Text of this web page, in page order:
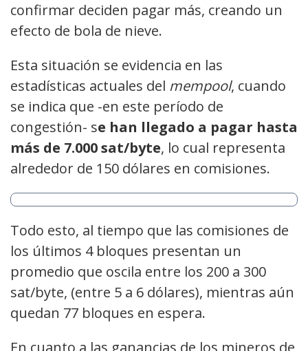
confirmar deciden pagar más, creando un
efecto de bola de nieve.
Esta situación se evidencia en las
estadísticas actuales del mempool, cuando
se indica que -en este período de
congestión- se han llegado a pagar hasta
más de 7.000 sat/byte, lo cual representa
alrededor de 150 dólares en comisiones.
Todo esto, al tiempo que las comisiones de
los últimos 4 bloques presentan un
promedio que oscila entre los 200 a 300
sat/byte, (entre 5 a 6 dólares), mientras aún
quedan 77 bloques en espera.